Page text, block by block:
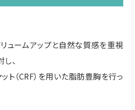
ュームアップと自然な質感を重視
、
ット（CRF）を用いた脂肪豊胸を行っ